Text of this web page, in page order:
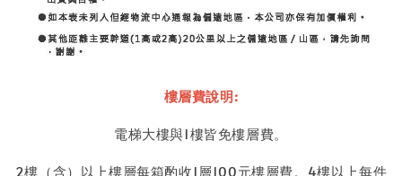
樓層費說明:
電梯大樓與1樓皆免樓層費。
2樓（含）以上樓層每箱酌收1層100元樓層費。4樓以上每件